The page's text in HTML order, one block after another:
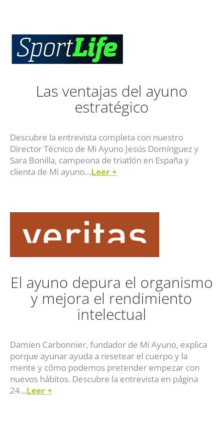
Las ventajas del ayuno
estratégico
Descubre la entrevista completa con nuestro
Director Técnico de Mi Ayuno Jesús Domínguez y
Sara Bonilla, campeona de triatlón en España y
clienta de Mi ayuno…Leer+
El ayuno depura el organismo
y mejora el rendimiento
intelectual
Damien Carbonnier, fundador de Mi Ayuno, explica
porque ayunar ayuda a resetear el cuerpo y la
mente y cómo podemos pretender empezar con
nuevos hábitos. Descubre la entrevista en página
24…Leer+